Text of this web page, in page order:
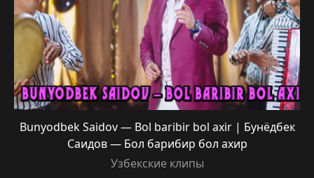
Bunyodbek Saidov — Bol baribir bol axir | Бунёдбек
Саидов — Бол барибир бол ахир
Узбекские клипы